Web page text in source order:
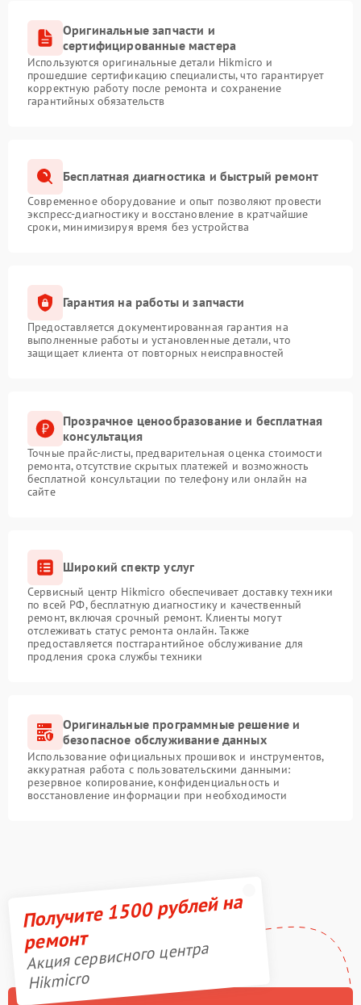
Оригинальные запчасти и
сертифицированные мастера
Используются оригинальные детали Hikmicro и
прошедшие сертификацию специалисты, что гарантирует
корректную работу после ремонта и сохранение
гарантийных обязательств
Бесплатная диагностика и быстрый ремонт
Современное оборудование и опыт позволяют провести
экспресс-диагностику и восстановление в кратчайшие
сроки, минимизируя время без устройства
Гарантия на работы и запчасти
Предоставляется документированная гарантия на
выполненные работы и установленные детали, что
защищает клиента от повторных неисправностей
Прозрачное ценообразование и бесплатная
консультация
Точные прайс-листы, предварительная оценка стоимости
ремонта, отсутствие скрытых платежей и возможность
бесплатной консультации по телефону или онлайн на
сайте
Широкий спектр услуг
Сервисный центр Hikmicro обеспечивает доставку техники
по всей РФ, бесплатную диагностику и качественный
ремонт, включая срочный ремонт. Клиенты могут
отслеживать статус ремонта онлайн. Также
предоставляется постгарантийное обслуживание для
продления срока службы техники
Оригинальные программные решение и
безопасное обслуживание данных
Использование официальных прошивок и инструментов,
аккуратная работа с пользовательскими данными:
резервное копирование, конфиденциальность и
восстановление информации при необходимости
Получите 1500 рублей на
ремонт
Акция сервисного центра
Hikmicro